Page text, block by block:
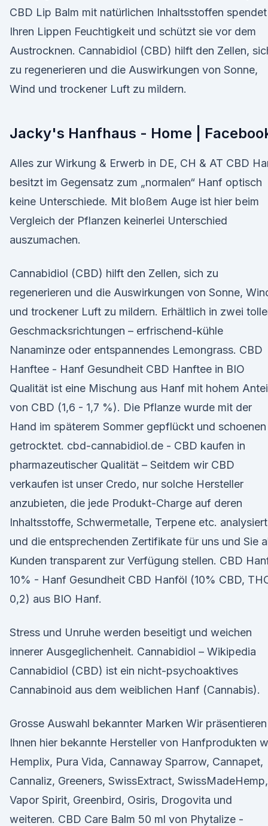
CBD Lip Balm mit natürlichen Inhaltsstoffen spendet
Ihren Lippen Feuchtigkeit und schützt sie vor dem
Austrocknen. Cannabidiol (CBD) hilft den Zellen,
zu regenerieren und die Auswirkungen von Sonne,
Wind und trockener Luft zu mildern.
Jacky's Hanfhaus - Home |
Alles zur Wirkung & Erwerb in DE, CH & AT CBD
besitzt im Gegensatz zum „normalen“ Hanf optisch
keine Unterschiede. Mit bloßem Auge ist hier beim
Vergleich der Pflanzen keinerlei Unterschied
auszumachen.
Cannabidiol (CBD) hilft den Zellen, sich zu
regenerieren und die Auswirkungen von Sonne,
und trockener Luft zu mildern. Erhältlich in zwei
Geschmacksrichtungen – erfrischend-kühle
Nanaminze oder entspannendes Lemongrass. CBD
Hanftee - Hanf Gesundheit CBD Hanftee in BIO
Qualität ist eine Mischung aus Hanf mit hohem
von CBD (1,6 - 1,7 %). Die Pflanze wurde mit der
Hand im späterem Sommer gepflückt und schoenen
getrocktet. cbd-cannabidiol.de - CBD kaufen in
pharmazeutischer Qualität – Seitdem wir CBD
verkaufen ist unser Credo, nur solche Hersteller
anzubieten, die jede Produkt-Charge auf deren
Inhaltsstoffe, Schwermetalle, Terpene etc. analysiert
und die entsprechenden Zertifikate für uns und Sie
Kunden transparent zur Verfügung stellen. CBD
10% - Hanf Gesundheit CBD Hanföl (10% CBD,
0,2) aus BIO Hanf.
Stress und Unruhe werden beseitigt und weichen
innerer Ausgeglichenheit. Cannabidiol – Wikipedia
Cannabidiol (CBD) ist ein nicht-psychoaktives
Cannabinoid aus dem weiblichen Hanf (Cannabis).
Grosse Auswahl bekannter Marken Wir präsentieren
Ihnen hier bekannte Hersteller von Hanfprodukten
Hemplix, Pura Vida, Cannaway Sparrow, Cannapet,
Cannaliz, Greeners, SwissExtract, SwissMadeHemp,
Vapor Spirit, Greenbird, Osiris, Drogovita und
weiteren. CBD Care Balm 50 ml von Phytalize -